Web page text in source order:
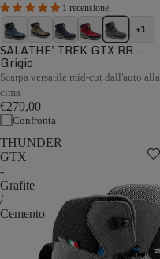
1 recensione
+1
SALATHE' TREK GTX RR -
Grigio
Scarpa versatile mid-cut dall'auto alla
cima
€279,00
Confronta
THUNDER
GTX
-
Grafite
/
Cemento